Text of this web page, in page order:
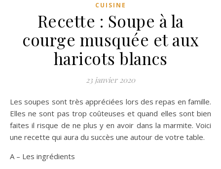
CUISINE
Recette : Soupe à la
courge musquée et aux
haricots blancs
23 janvier 2020
Les soupes sont très appréciées lors des repas en famille.
Elles ne sont pas trop coûteuses et quand elles sont bien
faites il risque de ne plus y en avoir dans la marmite. Voici
une recette qui aura du succès une autour de votre table.
A – Les ingrédients